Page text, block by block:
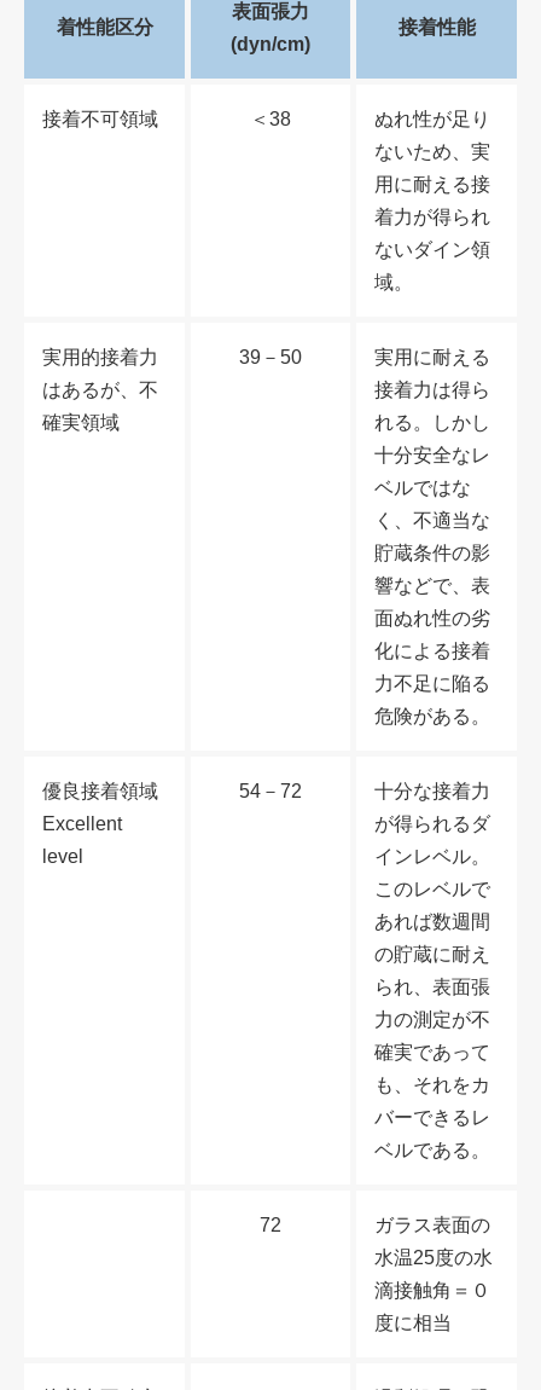
着性能区分
表面張力
(dyn/cm)
接着性能
接着不可領域 ＜38
ぬれ性が足り
ないため、実
用に耐える接
着力が得られ
ないダイン領
域。
実用的接着力
はあるが、不
確実領域
39－50
実用に耐える
接着力は得ら
れる。しかし
十分安全なレ
ベルではな
く、不適当な
貯蔵条件の影
響などで、表
面ぬれ性の劣
化による接着
力不足に陥る
危険がある。
優良接着領域
Excellent
level
54－72
十分な接着力
が得られるダ
インレベル。
このレベルで
あれば数週間
の貯蔵に耐え
られ、表面張
力の測定が不
確実であって
も、それをカ
バーできるレ
ベルである。
72
ガラス表面の
水温25度の水
滴接触角＝０
度に相当